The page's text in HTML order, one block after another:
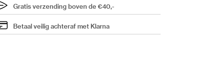
Gratis verzending boven de €40,-
Betaal veilig achteraf met Klarna